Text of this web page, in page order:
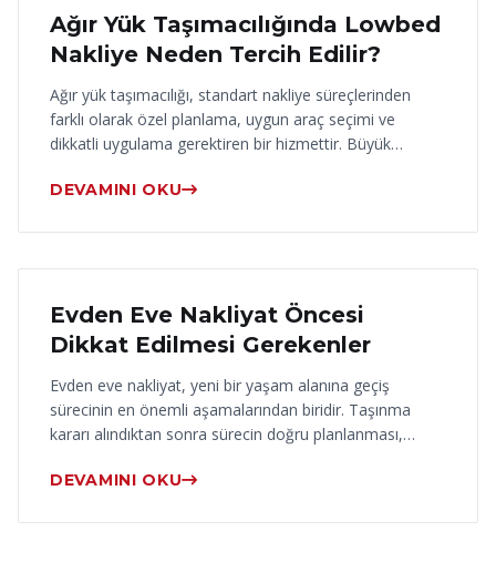
17 Haziran 2026
Ağır Yük Taşımacılığında Lowbed
Nakliye Neden Tercih Edilir?
Ağır yük taşımacılığı, standart nakliye süreçlerinden
farklı olarak özel planlama, uygun araç seçimi ve
dikkatli uygulama gerektiren bir hizmettir. Büyük…
DEVAMINI OKU
16 Haziran 2026
Evden Eve Nakliyat Öncesi
Dikkat Edilmesi Gerekenler
Evden eve nakliyat, yeni bir yaşam alanına geçiş
sürecinin en önemli aşamalarından biridir. Taşınma
kararı alındıktan sonra sürecin doğru planlanması,…
DEVAMINI OKU